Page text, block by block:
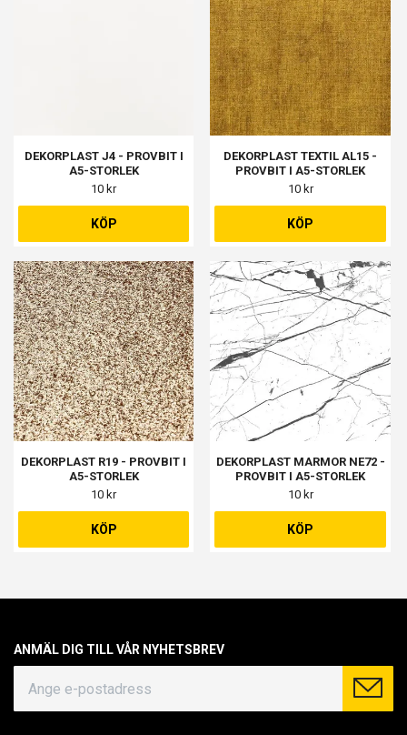
DEKORPLAST J4 - PROVBIT I
A5-STORLEK
10 kr
KÖP
DEKORPLAST TEXTIL AL15 -
PROVBIT I A5-STORLEK
10 kr
KÖP
DEKORPLAST R19 - PROVBIT I
A5-STORLEK
10 kr
KÖP
DEKORPLAST MARMOR NE72 -
PROVBIT I A5-STORLEK
10 kr
KÖP
ANMÄL DIG TILL VÅR NYHETSBREV